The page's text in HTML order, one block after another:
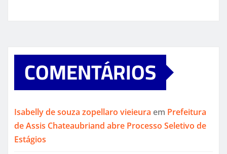
COMENTÁRIOS
Isabelly de souza zopellaro vieieura em Prefeitura
de Assis Chateaubriand abre Processo Seletivo de
Estágios